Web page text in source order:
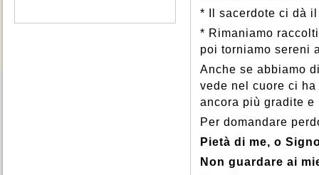
* Il sacerdote ci dà
* Rimaniamo
poi torniamo sereni
Anche se abbiamo
vede nel cuore ci
ancora più gradite
Per domandare
Pietà di me, o
Non guardare ai